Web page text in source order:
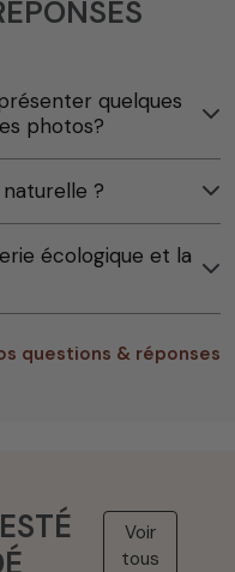
quelques
photos?
?
écologique et la
questions & réponses
Voir
tous